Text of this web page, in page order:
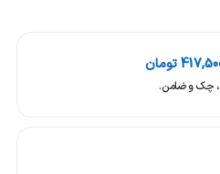
تومان